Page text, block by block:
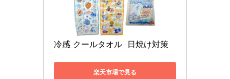
冷感 クールタオル  日焼け対策
楽天市場で見る